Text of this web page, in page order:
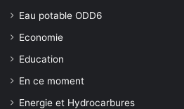
Eau potable ODD6
Economie
Education
En ce moment
Energie et Hydrocarbures